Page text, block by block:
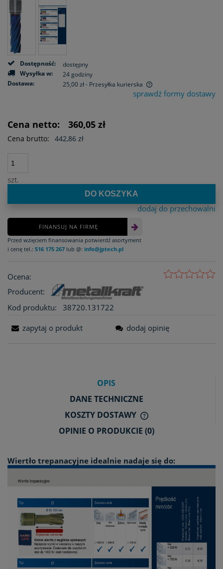
Dostępność:
dostępny
Wysyłka w:
24 godziny
Dostawa:
25,00 zł - Przesyłka kurierska
Cena nie zawiera ewentualnych kosztów płatnościsprawdź formy dostawy
Cena netto: 360,05 zł
Cena brutto: 442,86 zł
szt.
DO KOSZYKA
dodaj do przechowalni
FINANSUJ NA FIRMĘ
Przed wzięciem finansowania potwierdź asortyment
i cenę tel.: 516 175 267 lub @: info@jptech.pl
Ocena:
Producent:
Kod produktu:
38720.131722
zapytaj o produkt dodaj opinię
OPIS
DANE TECHNICZNE
KOSZTY DOSTAWY
KOSZTÓW PŁATNOŚCI
OPINIE O PRODUKCIE (0)
Wiertło trepanacyjne idealnie nadaje się do: